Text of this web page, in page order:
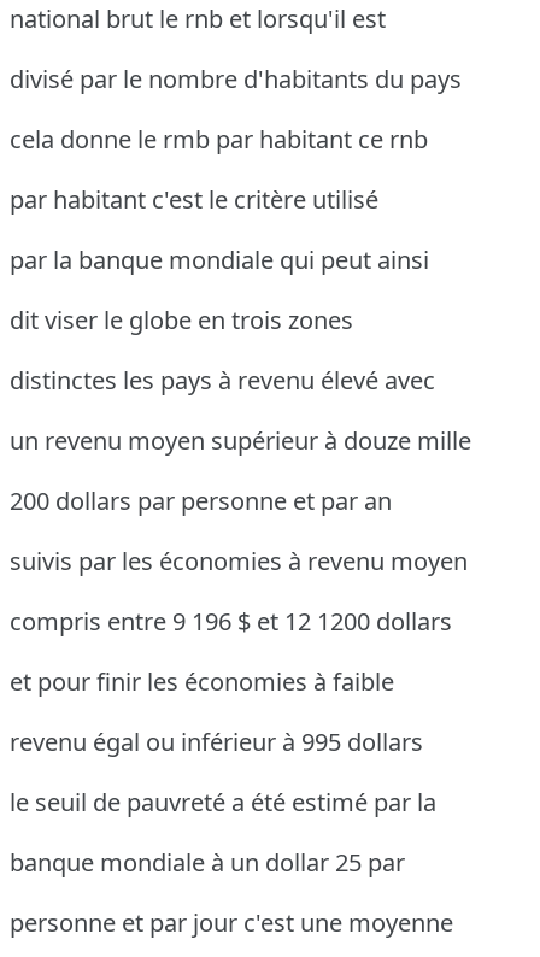
national brut le rnb et lorsqu'il est
divisé par le nombre d'habitants du pays
cela donne le rmb par habitant ce rnb
par habitant c'est le critère utilisé
par la banque mondiale qui peut ainsi
dit viser le globe en trois zones
distinctes les pays à revenu élevé avec
un revenu moyen supérieur à douze mille
200 dollars par personne et par an
suivis par les économies à revenu moyen
compris entre 9 196 $ et 12 1200 dollars
et pour finir les économies à faible
revenu égal ou inférieur à 995 dollars
le seuil de pauvreté a été estimé par la
banque mondiale à un dollar 25 par
personne et par jour c'est une moyenne